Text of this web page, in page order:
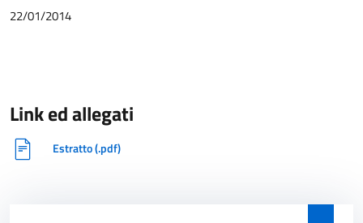
22/01/2014
Link ed allegati
Estratto (.pdf)